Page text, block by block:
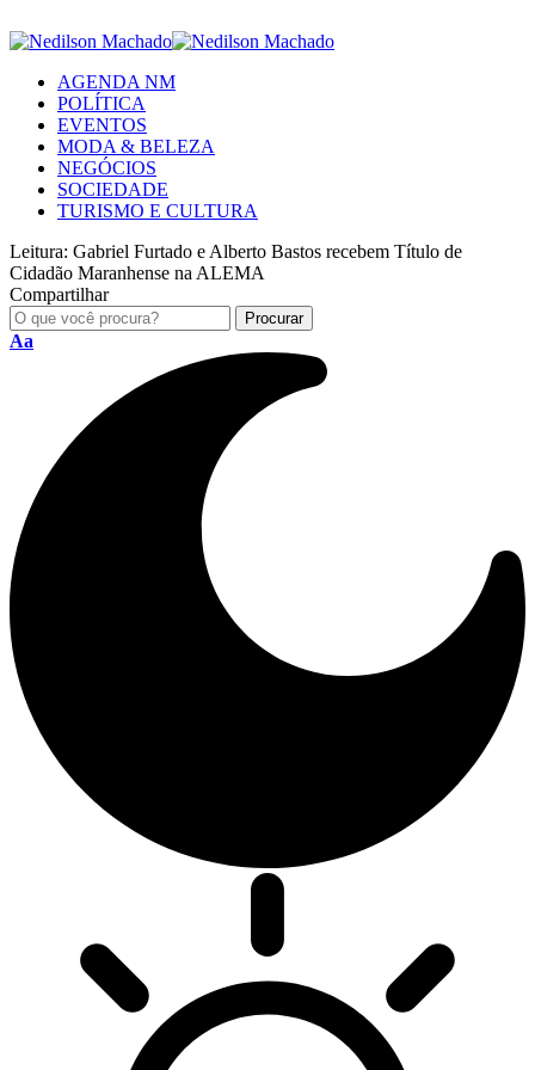
AGENDA NM
POLÍTICA
EVENTOS
MODA & BELEZA
NEGÓCIOS
SOCIEDADE
TURISMO E CULTURA
Leitura: Gabriel Furtado e Alberto Bastos recebem Título de
Cidadão Maranhense na ALEMA
Compartilhar
Aa